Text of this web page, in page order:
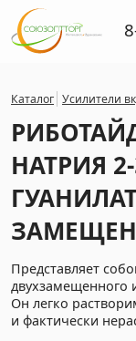
Каталог Усилители
НАТРИЯ
Представляет
двухзамещенного
Он легко
и фактически